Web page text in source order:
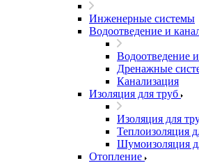
Инженерные системы
Водоотведение и
Водоотведение
Дренажные
Канализация
Изоляция для труб
Изоляция для
Теплоизоляция
Шумоизоляция
Отопление